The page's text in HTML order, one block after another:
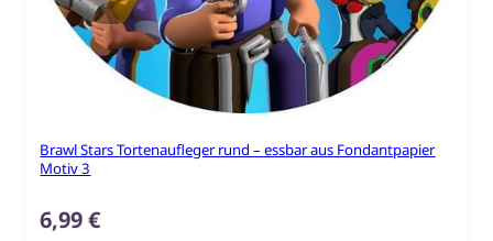
Brawl Stars Tortenaufleger rund – essbar aus Fondantpapier
Motiv 3
6,99€